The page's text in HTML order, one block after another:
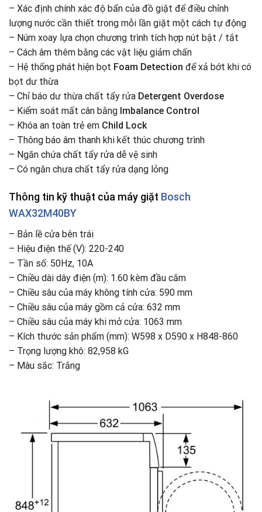
– Xác định chính xác độ bẩn của đồ giặt để điều chỉnh
lượng nước cần thiết trong mỗi lần giặt một cách tự động
– Núm xoay lựa chọn chương trình tích hợp nút bật / tắt
– Cách âm thêm bằng các vật liệu giảm chấn
– Hệ thống phát hiện bọt Foam Detection để xả bớt khi có
bọt dư thừa
– Chỉ báo dư thừa chất tẩy rửa Detergent Overdose
– Kiểm soát mất cân bằng Imbalance Control
– Khóa an toàn trẻ em Child Lock
– Thông báo âm thanh khi kết thúc chương trình
– Ngăn chứa chất tẩy rửa dễ vệ sinh
– Có ngăn chưa chất tẩy rửa dạng lỏng
Thông tin kỹ thuật của máy giặt Bosch
WAX32M40BY
– Bản lề cửa bên trái
– Hiệu điện thế (V): 220-240
– Tần số: 50Hz, 10A
– Chiều dài dây điện (m): 1.60 kèm đầu cắm
– Chiều sâu của máy không tính cửa: 590 mm
– Chiều sâu của máy gồm cả cửa: 632 mm
– Chiều sâu của máy khi mở cửa: 1063 mm
– Kích thước sản phẩm (mm): W598 x D590 x H848-860
– Trọng lượng khô: 82,958 kG
– Màu sắc: Trắng